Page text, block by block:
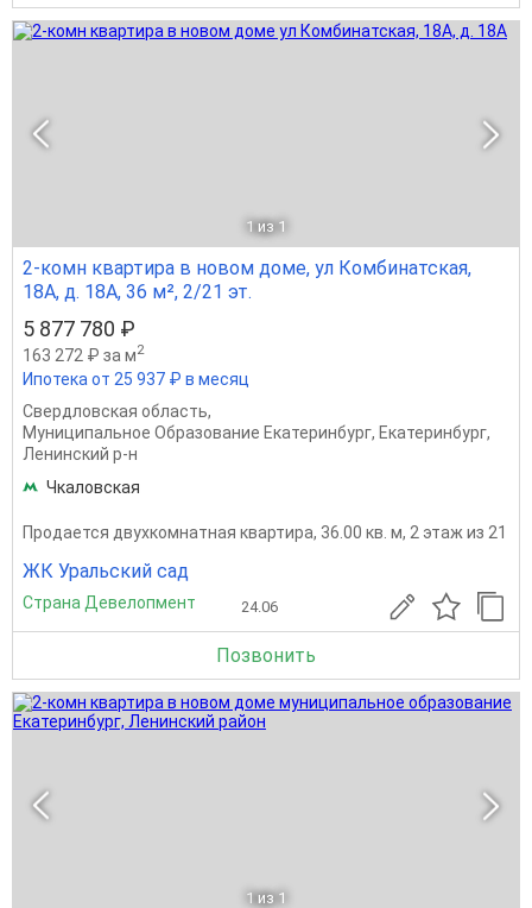
1 из 1
2-комн квартира в новом доме, ул Комбинатская,
18А, д. 18А, 36 м², 2/21 эт.
5 877 780 ₽
163 272 ₽ за м2
Ипотека от 25 937 ₽ в месяц
Свердловская область,
Муниципальное Образование Екатеринбург, Екатеринбург,
Ленинский р-н
Чкаловская
Продается двухкомнатная квартира, 36.00 кв. м, 2 этаж из 21
ЖК Уральский сад
Страна Девелопмент 24.06
Позвонить
1 из 1